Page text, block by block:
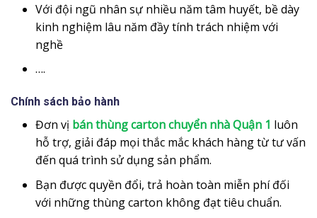
Với đội ngũ nhân sự nhiều năm tâm huyết, bề dày
kinh nghiệm lâu năm đầy tính trách nhiệm với
nghề
….
Chính sách bảo hành
Đơn vị bán thùng carton chuyển nhà Quận 1 luôn
hỗ trợ, giải đáp mọi thắc mắc khách hàng từ tư vấn
đến quá trình sử dụng sản phẩm.
Bạn được quyền đổi, trả hoàn toàn miễn phí đối
với những thùng carton không đạt tiêu chuẩn.